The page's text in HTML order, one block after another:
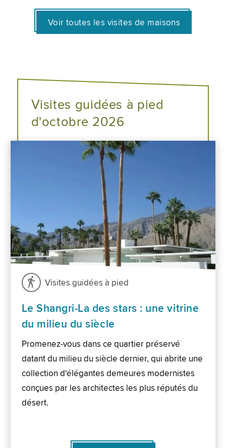
Voir toutes les visites de maisons
Visites guidées à pied
d'octobre 2026
Visites guidées à pied
Le Shangri-La des stars : une vitrine
du milieu du siècle
Promenez-vous dans ce quartier préservé
datant du milieu du siècle dernier, qui abrite une
collection d'élégantes demeures modernistes
conçues par les architectes les plus réputés du
désert.